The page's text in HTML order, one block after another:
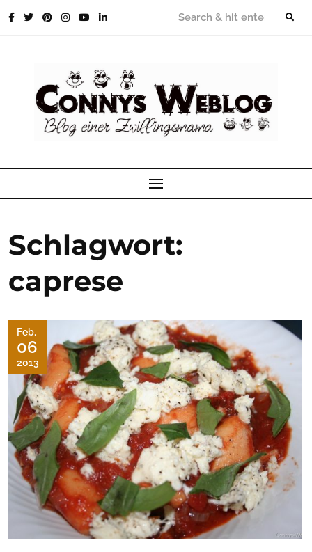
Schlagwort:
caprese
Feb.
06
2013